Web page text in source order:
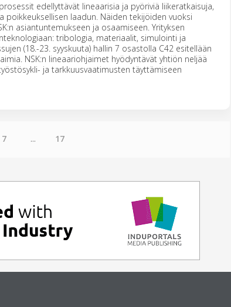
edellyttävät lineaarisia ja pyöriviä liikeratkaisuja,
poikkeuksellisen laadun. Näiden tekijöiden vuoksi
asiantuntemukseen ja osaamiseen. Yrityksen
tribologia, materiaalit, simulointi ja
(18.-23. syyskuuta) hallin 7 osastolla C42 esitellään
NSK:n lineaariohjaimet hyödyntävät yhtiön neljää
ja tarkkuusvaatimusten täyttämiseen
7 ... 17